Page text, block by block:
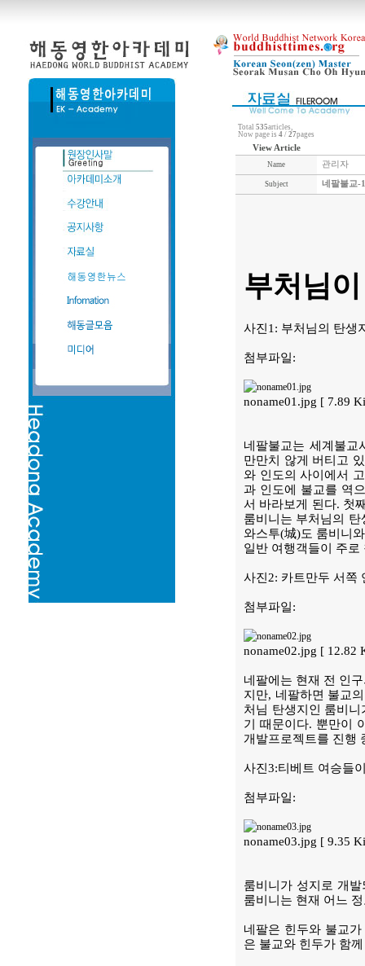
Total 535articles,
Now page is 4 / 27pages
View Article
Name 관리자
Subject 네팔불교-
부처님
사진1: 부처님의 탄생
첨부파일:
noname01.jpg [ 7.89
네팔불교는 세계불교
만만치 않게 버티고
와 인도의 사이에서
과 인도에 불교를 역
서 바라보게 된다. 첫
룸비니는 부처님의
와스투(城)도 룸비니
일반 여행객들이 주
사진2: 카트만두 서쪽
첨부파일:
noname02.jpg [ 12.82
네팔에는 현재 전 인
지만, 네팔하면 불교
처님 탄생지인 룸비
기 때문이다. 뿐만이
개발프로젝트를 진행
사진3:티베트 여승들
첨부파일:
noname03.jpg [ 9.35
룸비니가 성지로 개
룸비니는 현재 어느
네팔은 힌두와 불교
은 불교와 힌두가 함